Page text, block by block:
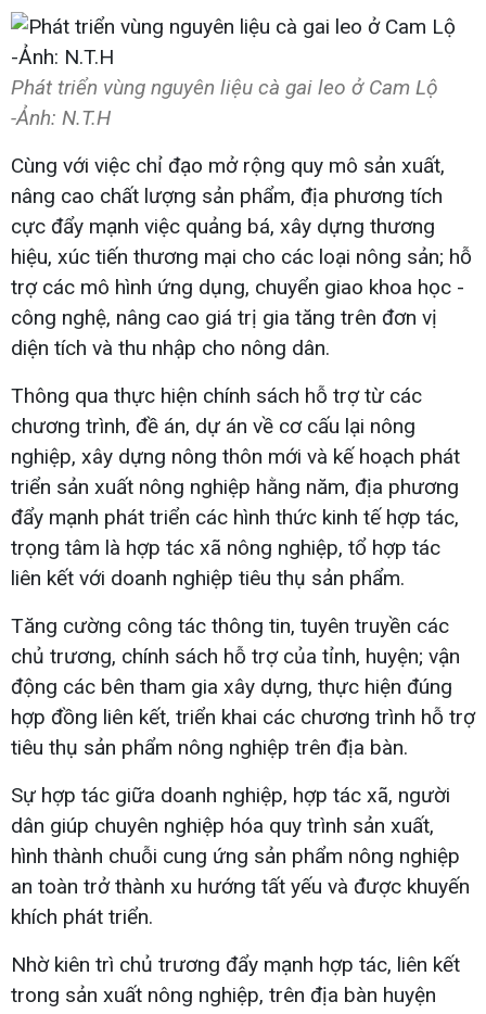
Phát triển vùng nguyên liệu cà gai leo ở Cam Lộ
-Ảnh: N.T.H
Cùng với việc chỉ đạo mở rộng quy mô sản xuất,
nâng cao chất lượng sản phẩm, địa phương tích
cực đẩy mạnh việc quảng bá, xây dựng thương
hiệu, xúc tiến thương mại cho các loại nông sản; hỗ
trợ các mô hình ứng dụng, chuyển giao khoa học -
công nghệ, nâng cao giá trị gia tăng trên đơn vị
diện tích và thu nhập cho nông dân.
Thông qua thực hiện chính sách hỗ trợ từ các
chương trình, đề án, dự án về cơ cấu lại nông
nghiệp, xây dựng nông thôn mới và kế hoạch phát
triển sản xuất nông nghiệp hằng năm, địa phương
đẩy mạnh phát triển các hình thức kinh tế hợp tác,
trọng tâm là hợp tác xã nông nghiệp, tổ hợp tác
liên kết với doanh nghiệp tiêu thụ sản phẩm.
Tăng cường công tác thông tin, tuyên truyền các
chủ trương, chính sách hỗ trợ của tỉnh, huyện; vận
động các bên tham gia xây dựng, thực hiện đúng
hợp đồng liên kết, triển khai các chương trình hỗ trợ
tiêu thụ sản phẩm nông nghiệp trên địa bàn.
Sự hợp tác giữa doanh nghiệp, hợp tác xã, người
dân giúp chuyên nghiệp hóa quy trình sản xuất,
hình thành chuỗi cung ứng sản phẩm nông nghiệp
an toàn trở thành xu hướng tất yếu và được khuyến
khích phát triển.
Nhờ kiên trì chủ trương đẩy mạnh hợp tác, liên kết
trong sản xuất nông nghiệp, trên địa bàn huyện